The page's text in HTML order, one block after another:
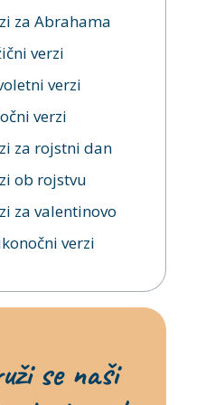
za Abrahama
verzi
verzi
verzi
za rojstni dan
ob rojstvu
za valentinovo
verzi
se naši